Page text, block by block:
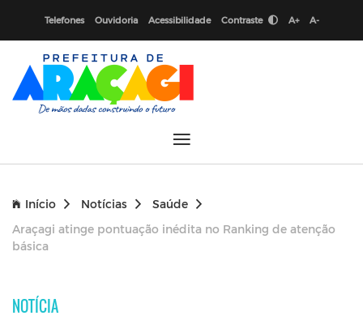
Telefones Ouvidoria Acessibilidade Contraste A+ A-
Início Notícias
Saúde
Araçagi atinge pontuação inédita no Ranking de atenção
básica
NOTÍCIA